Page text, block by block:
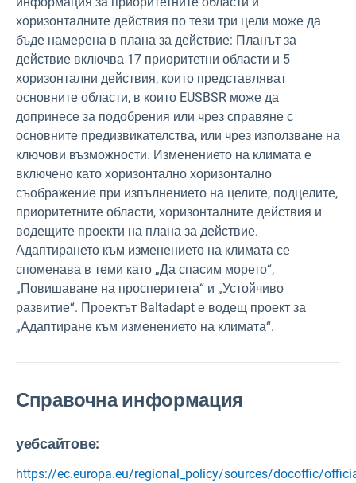
хоризонталните действия по тези три цели може да
бъде намерена в плана за действие: Планът за
действие включва 17 приоритетни области и 5
хоризонтални действия, които представляват
основните области, в които EUSBSR може да
допринесе за подобрения или чрез справяне с
основните предизвикателства, или чрез използване на
ключови възможности. Изменението на климата е
включено като хоризонтално хоризонтално
съображение при изпълнението на целите, подцелите,
приоритетните области, хоризонталните действия и
водещите проекти на плана за действие.
Адаптирането към изменението на климата се
споменава в теми като „Да спасим морето“,
„Повишаване на просперитета“ и „Устойчиво
развитие“. Проектът Baltadapt е водещ проект за
„Адаптиране към изменението на климата“.
Справочна информация
уебсайтове:
https://ec.europa.eu/regional_policy/sources/docoffic/